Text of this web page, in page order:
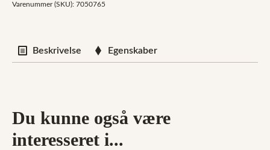
Varenummer (SKU): 7050765
Beskrivelse Egenskaber
Du kunne også være
interesseret i...